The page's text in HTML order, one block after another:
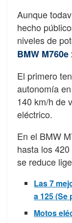
Aunque
hecho
niveles de
BMW
El primero
autonomía
140 km/h de
eléctrico.
En el BMW
hasta los
se reduce
Las 7
a 125
Motos